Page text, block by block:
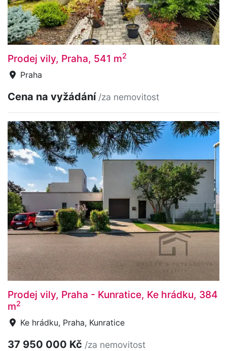
Prodej vily, Praha, 541 m2
Praha
Cena na vyžádání /za nemovitost
Prodej vily, Praha - Kunratice, Ke hrádku, 384
m2
Ke hrádku, Praha, Kunratice
37 950 000 Kč /za nemovitost